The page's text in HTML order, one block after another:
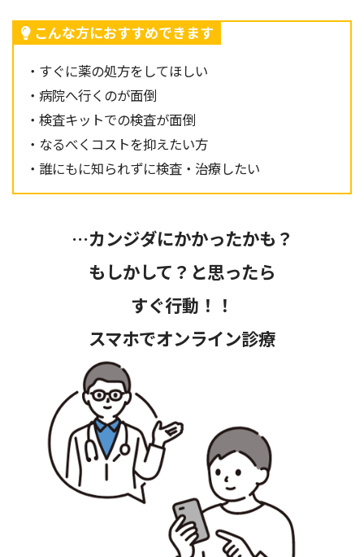
こんな方におすすめできます
・すぐに薬の処方をしてほしい
・病院へ行くのが面倒
・検査キットでの検査が面倒
・なるべくコストを抑えたい方
・誰にもに知られずに検査・治療したい
…カンジダにかかったかも？
もしかして？と思ったら
すぐ行動！！
スマホでオンライン診療